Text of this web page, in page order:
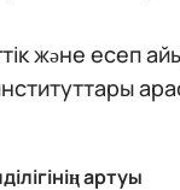
және есеп
артуы